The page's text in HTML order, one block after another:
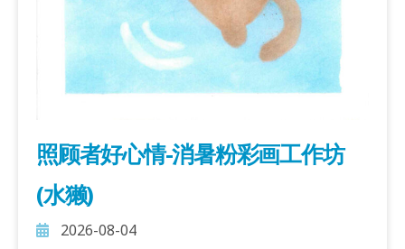
照顾者好心情-消暑粉彩画工作坊
(水獭)
2026-08-04